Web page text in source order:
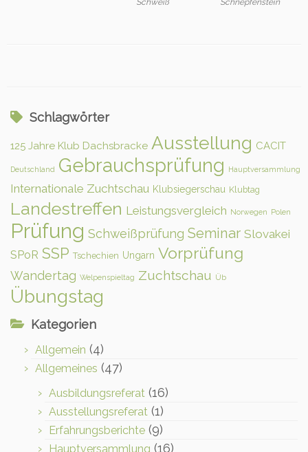
Schweiß
Schnepfenstein
Schlagwörter
125 Jahre Klub Dachsbracke Ausstellung CACIT
Deutschland Gebrauchsprüfung Hauptversammlung
Internationale Zuchtschau Klubsiegerschau Klubtag
Landestreffen Leistungsvergleich Norwegen Polen
Prüfung Schweißprüfung Seminar Slovakei
SPoR SSP Tschechien Ungarn Vorprüfung
Wandertag Welpenspieltag Zuchtschau Üb
Übungstag
Kategorien
Allgemein (4)
Allgemeines (47)
Ausbildungsreferat (16)
Ausstellungsreferat (1)
Erfahrungsberichte (9)
Hauptversammlung (16)